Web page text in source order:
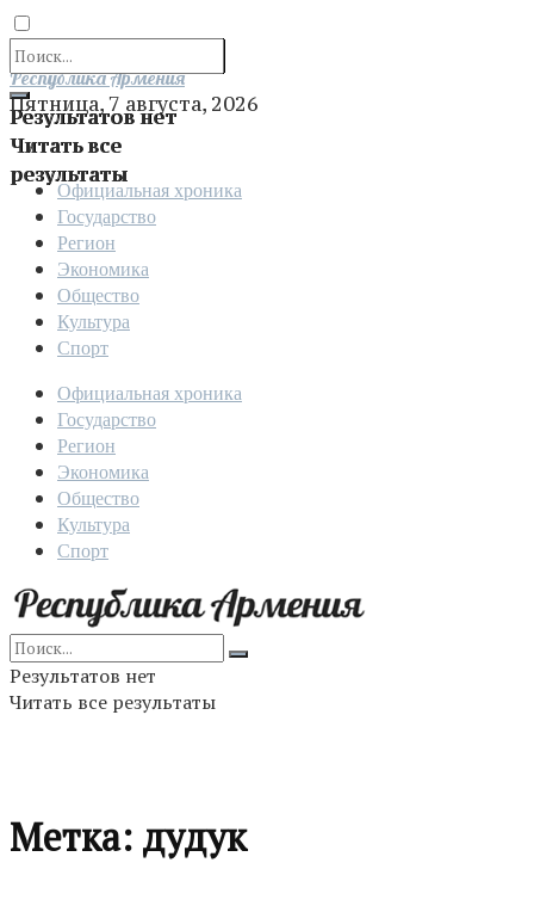
Результатов нет
Читать все
результаты
Отправить
Республика Армения
Пятница, 7 августа, 2026
Официальная хроника
Государство
Регион
Экономика
Общество
Культура
Спорт
Официальная хроника
Государство
Регион
Экономика
Общество
Культура
Спорт
Результатов нет
Читать все результаты
Метка: дудук